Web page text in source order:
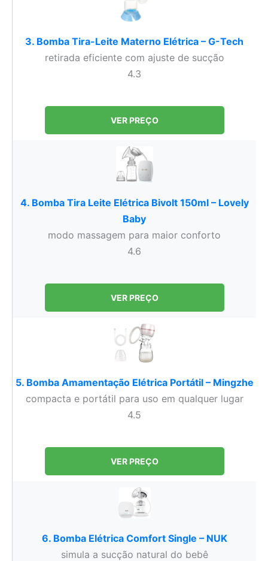
3. Bomba Tira-Leite Materno Elétrica – G-Tech
retirada eficiente com ajuste de sucção
4.3
VER PREÇO
4. Bomba Tira Leite Elétrica Bivolt 150ml – Lovely
Baby
modo massagem para maior conforto
4.6
VER PREÇO
5. Bomba Amamentação Elétrica Portátil – Mingzhe
compacta e portátil para uso em qualquer lugar
4.5
VER PREÇO
6. Bomba Elétrica Comfort Single – NUK
simula a sucção natural do bebê